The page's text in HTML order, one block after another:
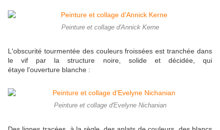
Peinture et collage d'Annick Kerne
L'obscurité tourmentée des couleurs froissées est tranchée dans
le vif par la structure noire, solide et décidée, qui
étaye l'ouverture blanche :
Peinture et collage d'Evelyne Nichanian